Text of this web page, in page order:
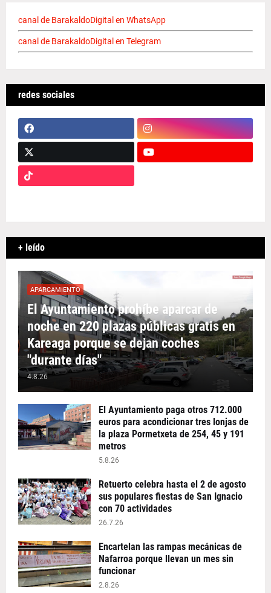
canal de BarakaldoDigital en WhatsApp
canal de BarakaldoDigital en Telegram
redes sociales
+ leído
APARCAMIENTO
El Ayuntamiento prohíbe aparcar de
noche en 220 plazas públicas gratis en
Kareaga porque se dejan coches
"durante días"
4.8.26
El Ayuntamiento paga otros 712.000
euros para acondicionar tres lonjas de
la plaza Pormetxeta de 254, 45 y 191
metros
5.8.26
Retuerto celebra hasta el 2 de agosto
sus populares fiestas de San Ignacio
con 70 actividades
26.7.26
Encartelan las rampas mecánicas de
Nafarroa porque llevan un mes sin
funcionar
2.8.26